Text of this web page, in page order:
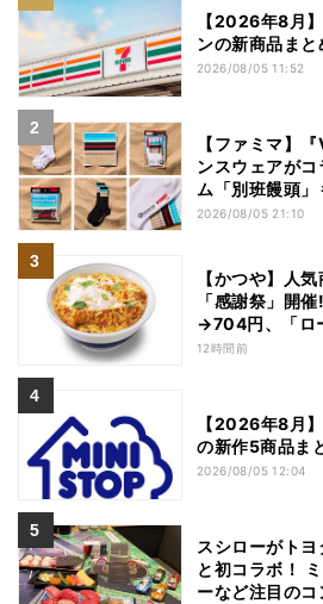
【2026年8月
ンの新商品ま
2026/08/05 11:52
【ファミマ】
ンスウェアが
ム「別班饅頭」
2026/08/05 21:10
【かつや】人
「感謝祭」開
→704円、「ロ
→748円に - 8日
12時間前
【2026年8月
の新作5商品ま
2026/08/05 12:04
スシローがト
と初コラボ！
ーなど注目のコ